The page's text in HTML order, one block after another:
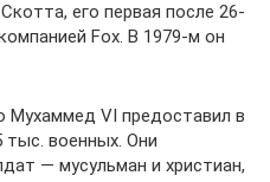
его первая после 26-
Fox. В 1979-м он
VI предоставил в
тыс. военных. Они
— мусульман и христиан,